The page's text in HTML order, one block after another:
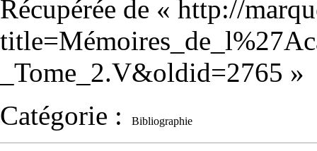
Récupérée de « http://
_Tome_2.V&oldid=2765 »
Catégorie : Bibliographie